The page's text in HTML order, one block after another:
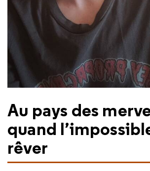
Au pays des
quand
rêver